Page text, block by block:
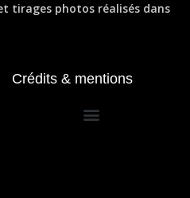
tirages photos réalisés dans
Crédits & mentions